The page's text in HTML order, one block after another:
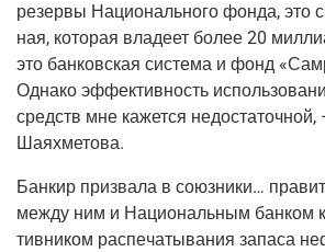
резер­вы Наци­о­наль­но­го фон­да, это
ная, кото­рая вла­де­ет более 20
это бан­ков­ская систе­ма и фонд
Одна­ко эффек­тив­ность
средств мне кажет­ся
Шаяхметова.
Бан­кир при­зва­ла в союз­ни­ки…
меж­ду ним и Наци­о­наль­ным бан­ком
тив­ни­ком рас­пе­ча­ты­ва­ния запа­са